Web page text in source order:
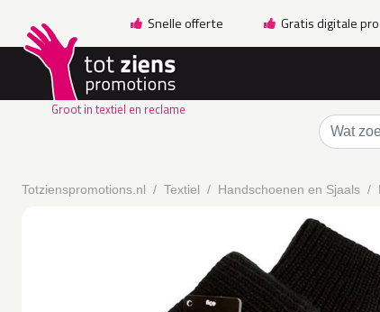
Snelle offerte Gratis digitale
Groot in textiel en reclame
Totzienspromotions.nl Textiel Handschoenen en Sjaals